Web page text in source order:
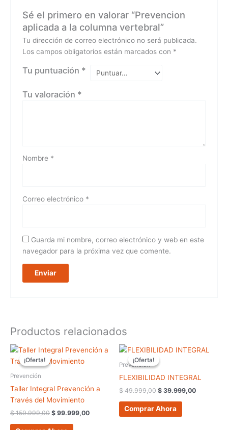
Sé el primero en valorar “Prevencion
aplicada a la columna vertebral”
Tu dirección de correo electrónico no será publicada.
Los campos obligatorios están marcados con *
Tu puntuación *
Tu valoración *
Nombre *
Correo electrónico *
Guarda mi nombre, correo electrónico y web en este
navegador para la próxima vez que comente.
Productos relacionados
¡Oferta!
¡Oferta!
Prevención
Taller Integral Prevención a
Través del Movimiento
$159.999,00
El
precio
original
$ 99.999,00
El
$ 99.999,00.
¡Oferta!
¡Oferta!
Prevención
FLEXIBILIDAD INTEGRAL
$49.999,00
El
original
$ 49.999,00.
$ 39.999,00
El
$
Comprar Ahora